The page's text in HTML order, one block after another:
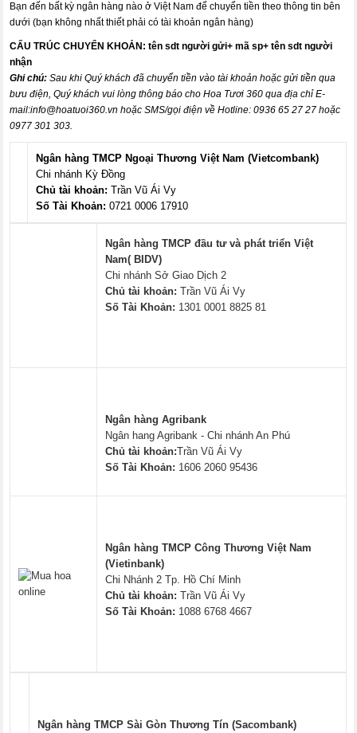
Bạn đến bất kỳ ngân hàng nào ở Việt Nam để chuyển tiền theo thông tin bên
dưới (bạn không nhất thiết phải có tài khoản ngân hàng)
CẤU TRÚC CHUYỂN KHOẢN:tên sdt người gửi+ mã sp+ tên sdt người
nhận
Ghi chú:Sau khi Quý khách đã chuyển tiền vào tài khoản hoặc gửi tiền qua
bưu điện, Quý khách vui lòng thông báo cho Hoa Tươi 360 qua địa chỉ E-
mail:info@hoatuoi360.vn hoặc SMS/gọi điện về Hotline: 0936 65 27 27 hoặc
0977 301 303.
Ngân hàng TMCP Ngoại Thương Việt Nam (Vietcombank)
Chi nhánh Kỳ Đồng
Chủ tài khoản: Trần Vũ Ái Vy
Số Tài Khoản: 0721 0006 17910
Ngân hàng TMCP đầu tư và phát triển Việt
Nam( BIDV)
Chi nhánh Sở Giao Dịch 2
Chủ tài khoản: Trần Vũ Ái Vy
Số Tài Khoản: 1301 0001 8825 81
Ngân hàng Agribank
Ngân hang Agribank - Chi nhánh An Phú
Chủ tài khoản:Trần Vũ Ái Vy
Số Tài Khoản: 1606 2060 95436
Ngân hàng TMCP Công Thương Việt Nam
(Vietinbank)
Chi Nhánh 2 Tp. Hồ Chí Minh
Chủ tài khoản: Trần Vũ Ái Vy
Số Tài Khoản: 1088 6768 4667
Ngân hàng TMCP Sài Gòn Thương Tín (Sacombank)